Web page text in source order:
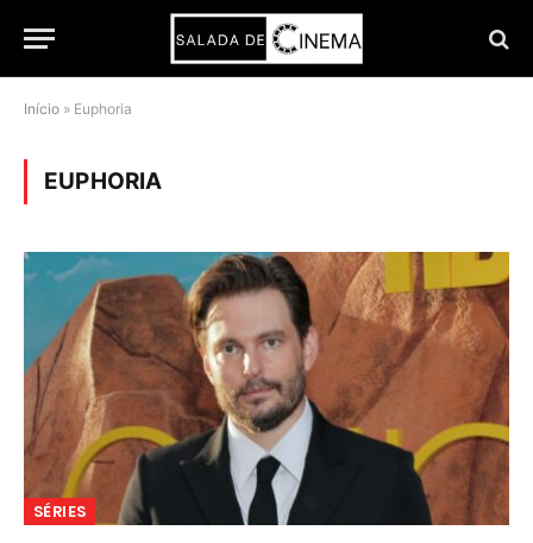
Início » Euphoria
EUPHORIA
SÉRIES